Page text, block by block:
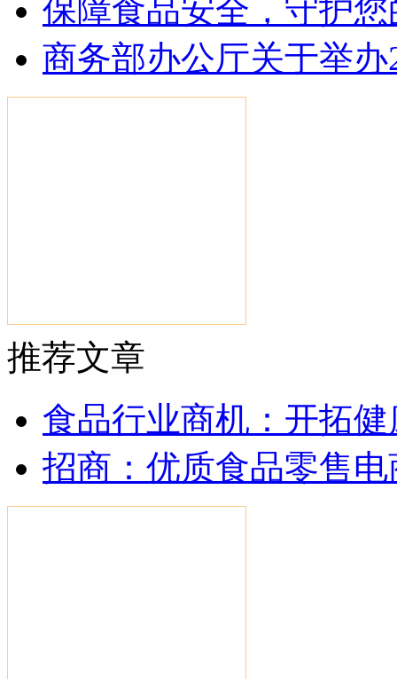
保障食品安全，守护
商务部办公厅关于举
推荐文章
食品行业商机：开拓
招商：优质食品零售